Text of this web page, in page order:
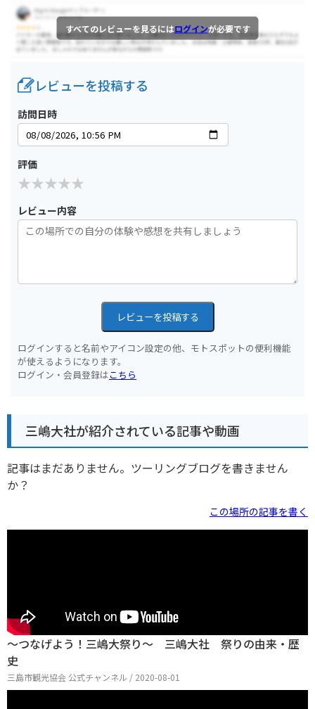
すべてのレビューを見るにはログインが必要です
レビューを投稿する
訪問日時
評価
レビュー内容
レビューを投稿する
ログインすると名前やアイコン設定の他、モトスポットの便利機能
が使えるようになります。
ログイン・会員登録はこちら
三嶋大社が紹介されている記事や動画
記事はまだありません。ツーリングブログを書きません
か？
この場所の記事を書く
～つなげよう！三嶋大祭り～ 三嶋大社 祭りの由来・歴
史
三島市観光協会 公式チャンネル / 2020-08-01